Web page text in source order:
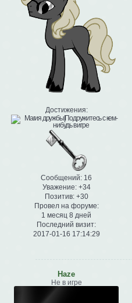
Достижения:
Сообщений: 16
Уважение: +34
Позитив: +30
Провел на форуме:
1 месяц 8 дней
Последний визит:
2017-01-16 17:14:29
Haze
Не в игре